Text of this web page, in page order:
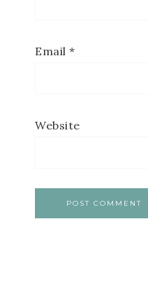
Email *
Website